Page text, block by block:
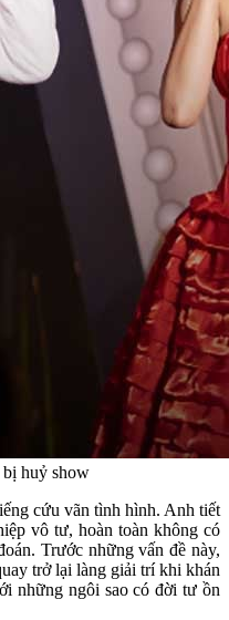
huỷ show
cứu vãn tình hình. Anh tiết
vô tư, hoàn toàn không có
Trước những vấn đề này,
trở lại làng giải trí khi khán
những ngôi sao có đời tư ồn